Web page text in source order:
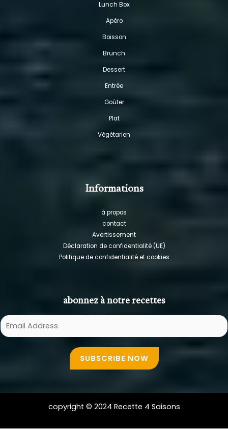
Lunch Box
Apéro
Boisson
Brunch
Dessert
Entrée
Goûter
Plat
Végétarien
Informations
à propos
contact
Avertissement
Déclaration de confidentialité (UE)
Politique de confidentialité et cookies
abonnez à notre recettes
E
m
SUBSCRIBE NOW
copyright © 2024 Recette 4 Saisons